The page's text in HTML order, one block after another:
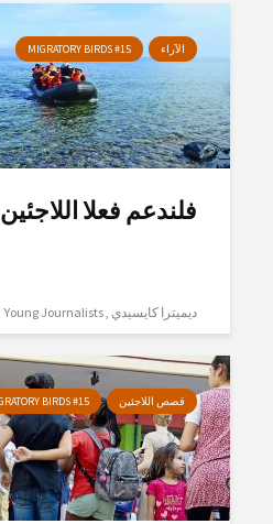
الآراء MIGRATORY BIRDS #15
فلندعم فعلا اللاجئين
ديميترا كايسيدي Young Journalists
قصص اللاجئين BIRDS #15